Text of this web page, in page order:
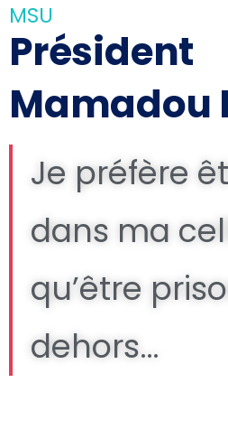
MSU
Président
Mamadou
Je préfère
dans ma
qu’être
dehors…